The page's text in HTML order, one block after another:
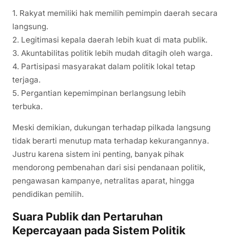
1. Rakyat memiliki hak memilih pemimpin daerah secara
langsung.
2. Legitimasi kepala daerah lebih kuat di mata publik.
3. Akuntabilitas politik lebih mudah ditagih oleh warga.
4. Partisipasi masyarakat dalam politik lokal tetap
terjaga.
5. Pergantian kepemimpinan berlangsung lebih
terbuka.
Meski demikian, dukungan terhadap pilkada langsung
tidak berarti menutup mata terhadap kekurangannya.
Justru karena sistem ini penting, banyak pihak
mendorong pembenahan dari sisi pendanaan politik,
pengawasan kampanye, netralitas aparat, hingga
pendidikan pemilih.
Suara Publik dan Pertaruhan
Kepercayaan pada Sistem Politik